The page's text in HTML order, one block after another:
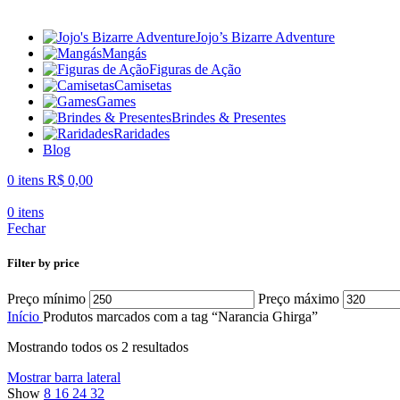
Jojo’s Bizarre Adventure
Mangás
Figuras de Ação
Camisetas
Games
Brindes & Presentes
Raridades
Blog
0 itens R$ 0,00
0 itens
Fechar
Filter by price
Preço mínimo Preço máximo
Início Produtos marcados com a tag “Narancia Ghirga”
Mostrando todos os 2 resultados
Mostrar barra lateral
Show 8 16 24 32